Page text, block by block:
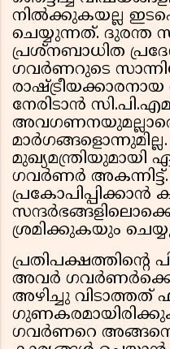
നിൽക്കുകയല്ല
ചെയ്യുന്നത്. ദുരന്ത
പ്രശ്നബാധിത
ഗവർണറുടെ
നേരിടാൻ
മുഖ്യമന്ത്രിയുമായി
ഗവർണർ
പ്രകോപിപ്പിക്കാൻ
ശ്രമിക്കുകയും
പ്രതിപക്ഷത്തിൻ്റെ
അവർ
അഴിച്ചു വിടാത്തത്
ഗവർണറെ അങ്ങനെ